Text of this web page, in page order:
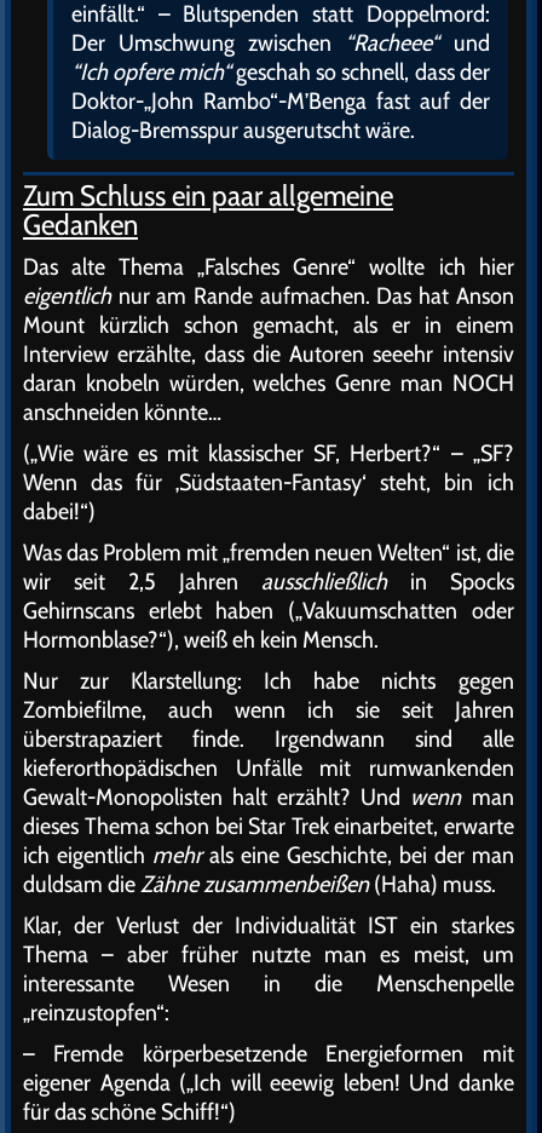
einfällt.“ – Blutspenden statt Doppelmord:
Der Umschwung zwischen
“Racheee“und
“Ich opfere mich“geschah so schnell, dass der
Doktor-„John Rambo“-M’Benga fast auf der
Dialog-Bremsspur ausgerutscht wäre.
Zum Schluss ein paar allgemeine
Gedanken
Das alte Thema „Falsches Genre“ wollte ich hier
eigentlichnur am Rande aufmachen. Das hat Anson
Mount kürzlich schon gemacht, als er in einem
Interview erzählte, dass die Autoren seeehr intensiv
daran knobeln würden, welches Genre man NOCH
anschneiden könnte…
(„Wie wäre es mit klassischer SF, Herbert?“ – „SF?
Wenn das für ‚Südstaaten-Fantasy‘ steht, bin ich
dabei!“)
Was das Problem mit „fremden neuen Welten“ ist, die
wir seit 2,5 Jahren ausschließlichin Spocks
Gehirnscans erlebt haben („Vakuumschatten oder
Hormonblase?“), weiß eh kein Mensch.
Nur zur Klarstellung: Ich habe nichts gegen
Zombiefilme, auch wenn ich sie seit Jahren
überstrapaziert finde. Irgendwann sind alle
kieferorthopädischen Unfälle mit rumwankenden
Gewalt-Monopolisten halt erzählt? Und wennman
dieses Thema schon bei Star Trek einarbeitet, erwarte
ich eigentlich mehrals eine Geschichte, bei der man
duldsam dieZähne zusammenbeißen(Haha) muss.
Klar, der Verlust der Individualität IST ein starkes
Thema – aber früher nutzte man es meist, um
interessante Wesen in die Menschenpelle
„reinzustopfen“:
– Fremde körperbesetzende Energieformen mit
eigener Agenda („Ich will eeewig leben! Und danke
für das schöne Schiff!“)